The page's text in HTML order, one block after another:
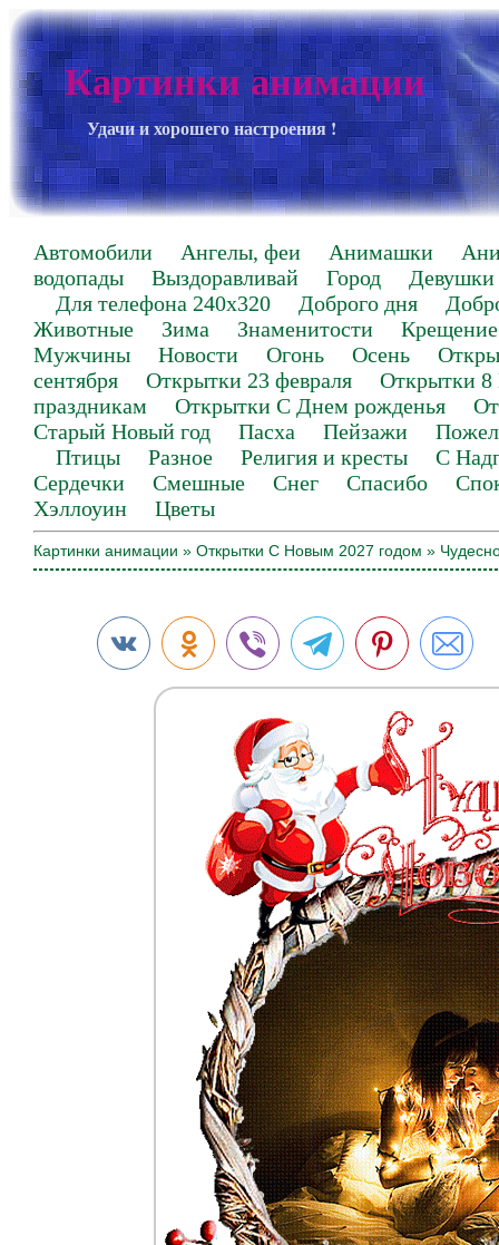
Картинки анимации
Удачи и хорошего настроения !
Автомобили Ангелы, феи Анимашки
водопады
Выздоравливай Город
Девушки
Для телефона 240х320
Доброго дня
Животные
Зима Знаменитости
Крещение
Мужчины
Новости Огонь Осень
сентября
Открытки 23 февраля
Открытки 8
праздникам
Открытки С Днем рожденья
Старый Новый год
Пасха Пейзажи
Птицы
Разное Религия и кресты
С
Сердечки
Смешные Снег Спасибо
Хэллоуин
Цветы
Картинки анимации » Открытки С Новым 2027 годом »